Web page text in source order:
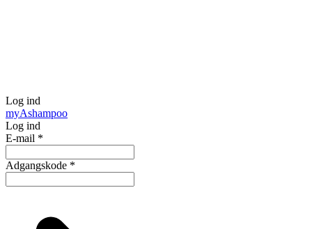
Log ind
myAshampoo
Log ind
E-mail *
Adgangskode *